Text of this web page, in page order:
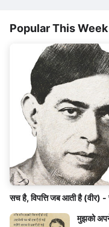
Popular This Week
सच है, विपत्ति जब आती है (वीर) -
मुझको